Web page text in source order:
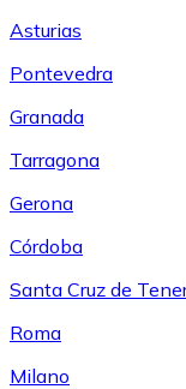
Asturias
Pontevedra
Granada
Tarragona
Gerona
Córdoba
Santa Cruz de
Roma
Milano